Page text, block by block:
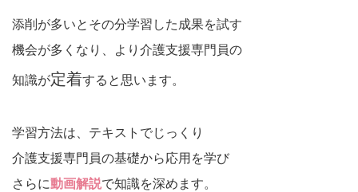
添削が多いとその分学習した成果を試す
機会が多くなり、より介護支援専門員の
知識が定着すると思います。
学習方法は、テキストでじっくり
介護支援専門員の基礎から応用を学び
さらに動画解説で知識を深めます。